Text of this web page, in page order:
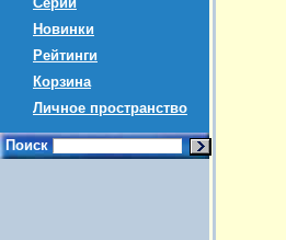
Новинки
Рейтинги
Корзина
Личное пространство
Поиск